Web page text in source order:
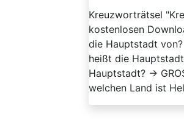
Kreuzworträtsel
kostenlosen
die Hauptstadt
heißt die
Hauptstadt? →
welchen Land ist